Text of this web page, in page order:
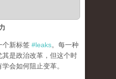
个新标签 #leaks。每一种
其是政治改革，但这个时
会如何阻止变革。